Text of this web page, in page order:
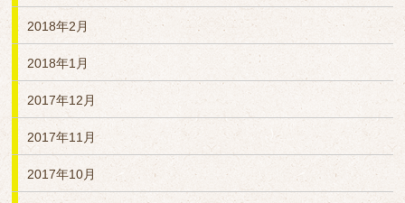
2018年2月
2018年1月
2017年12月
2017年11月
2017年10月